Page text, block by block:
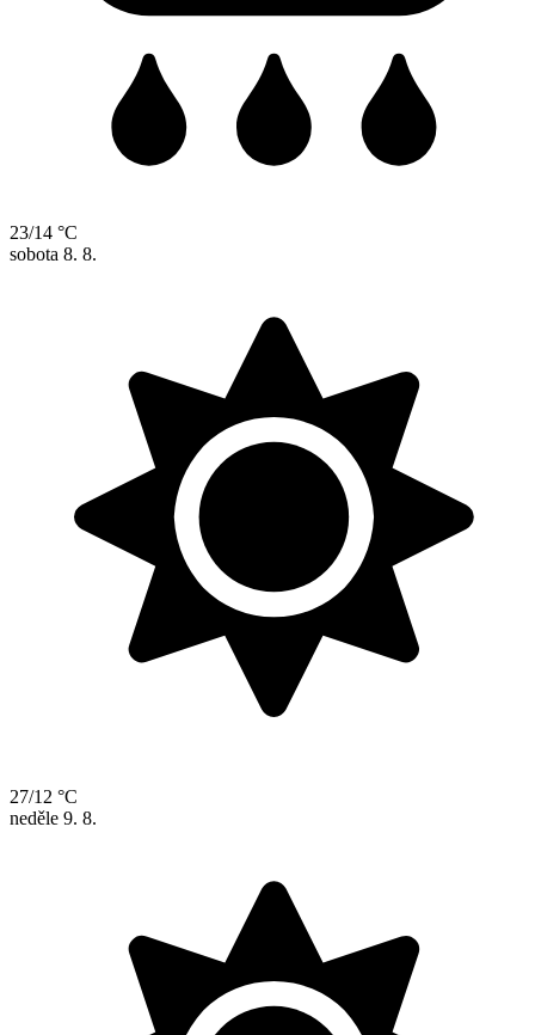
23/14 °C
sobota 8. 8.
27/12 °C
neděle 9. 8.